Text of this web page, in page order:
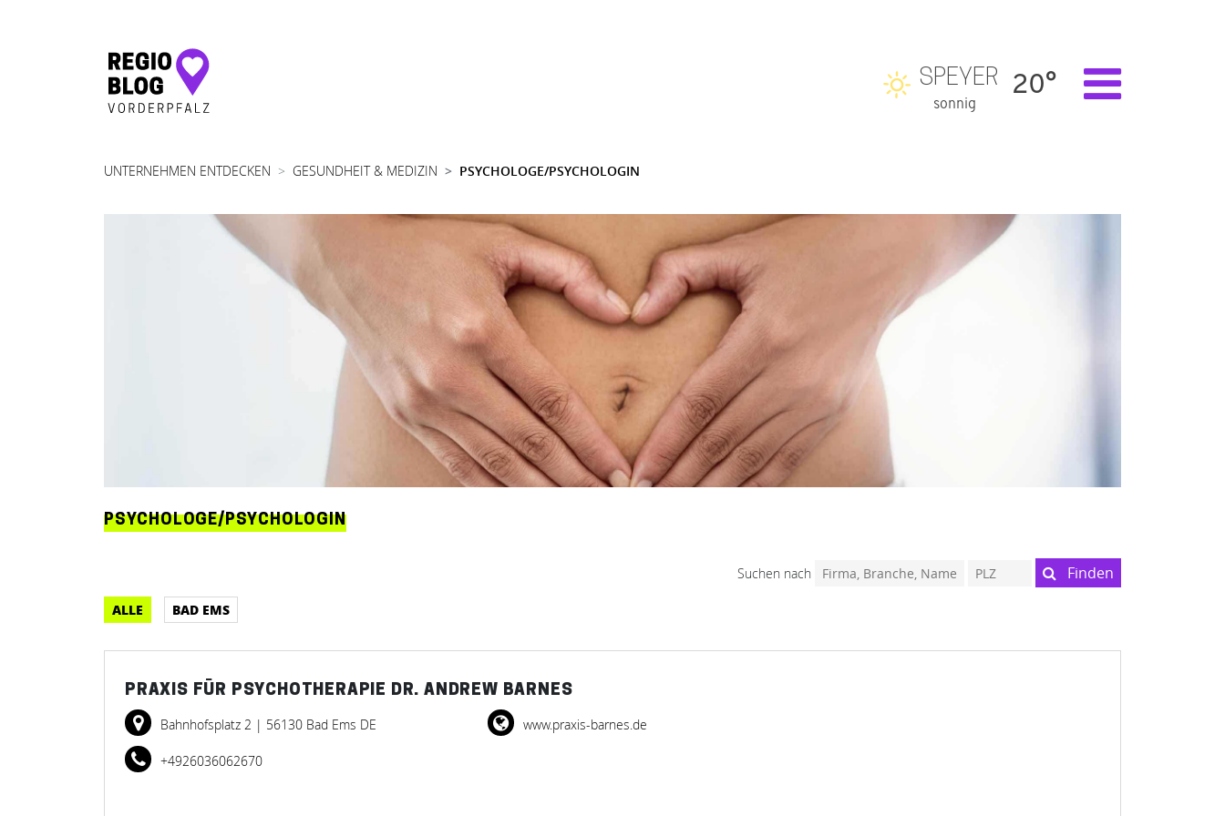
Hauptnavigation
SPEYER
sonnig
20°
UNTERNEHMEN ENTDECKEN GESUNDHEIT & MEDIZIN PSYCHOLOGE/PSYCHOLOGIN
PSYCHOLOGE/PSYCHOLOGIN
Suchen nach Finden
ALLE BAD EMS
PRAXIS FÜR PSYCHOTHERAPIE DR. ANDREW BARNES
Bahnhofsplatz 2 | 56130 Bad Ems DE
+4926036062670
www.praxis-barnes.de